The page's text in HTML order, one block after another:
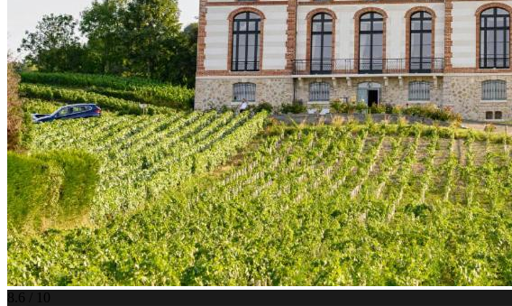
8.6 / 10